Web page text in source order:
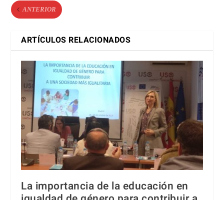
ANTERIOR
ARTÍCULOS RELACIONADOS
La importancia de la educación en